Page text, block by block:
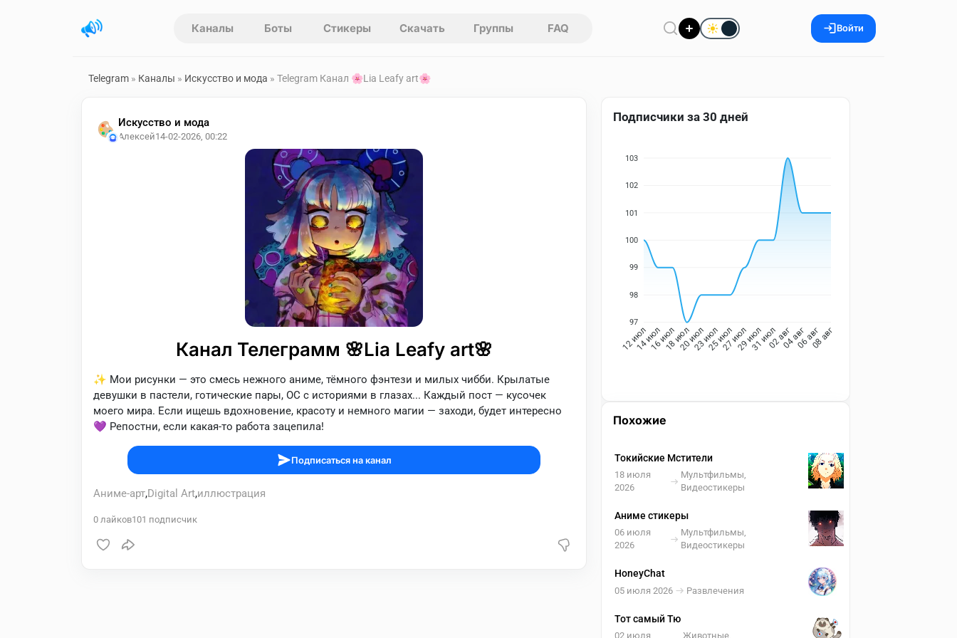
Каналы Боты Стикеры Скачать Группы FAQ Войти
Telegram » Каналы » Искусство и мода » Telegram Канал 🌸Lia Leafy art🌸
Искусство и мода
Алексей14-02-2026, 00:22
Канал Телеграмм 🌸Lia Leafy art🌸
✨ Мои рисунки — это смесь нежного аниме, тёмного фэнтези и милых чибби. Крылатые
девушки в пастели, готические пары, OC с историями в глазах... Каждый пост — кусочек
моего мира. Если ищешь вдохновение, красоту и немного магии — заходи, будет интересно
💜 Репостни, если какая-то работа зацепила!
Подписаться на канал
Аниме-арт,Digital Art,иллюстрация
0 лайков101 подписчик
Подписчики за 30 дней
103
102
101
100
99
98
97
12 июл14 июл16 июл18 июл20 июл23 июл25 июл27 июл29 июл31 июл02 авг04 авг06 авг08 авг
Похожие
Токийские Мстители
18 июля
2026
Мультфильмы,
Видеостикеры
Аниме стикеры
06 июля
2026
Мультфильмы,
Видеостикеры
HoneyChat
05 июля 2026 Развлечения
Тот самый Тю
02 июля
Животные,